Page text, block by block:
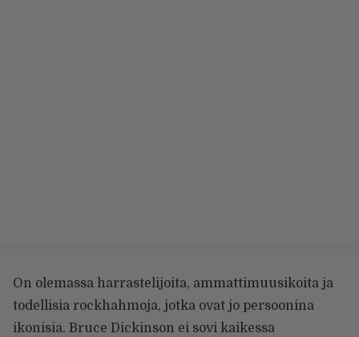
On olemassa harrastelijoita, ammattimuusikoita ja
todellisia rockhahmoja, jotka ovat jo persoonina
ikonisia. Bruce Dickinson ei sovi kaikessa